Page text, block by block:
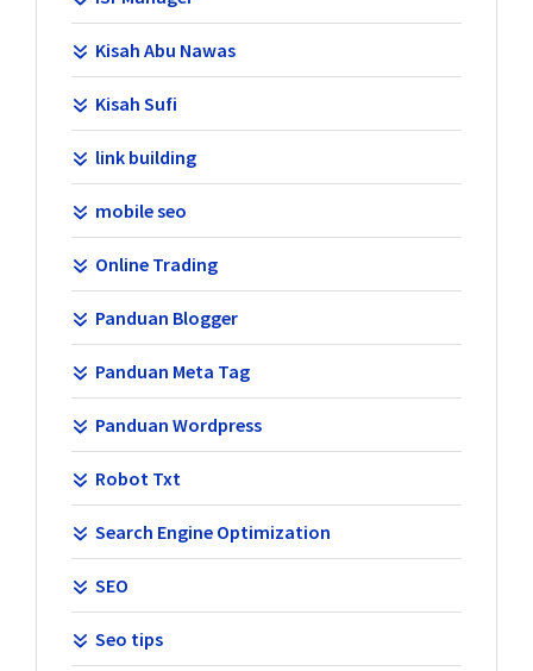
Kisah Abu Nawas
Kisah Sufi
link building
mobile seo
Online Trading
Panduan Blogger
Panduan Meta Tag
Panduan Wordpress
Robot Txt
Search Engine Optimization
SEO
Seo tips